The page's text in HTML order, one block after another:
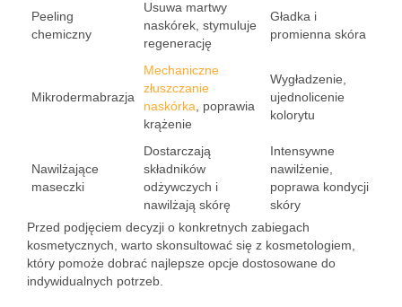
Peeling
chemiczny
Usuwa martwy
naskórek, stymuluje
regenerację
Gładka i
promienna skóra
Mikrodermabrazja
Mechaniczne
złuszczanie
naskórka , poprawia
krążenie
Wygładzenie,
ujednolicenie
kolorytu
Nawilżające
maseczki
Dostarczają
składników
odżywczych i
nawilżają skórę
Intensywne
nawilżenie,
poprawa kondycji
skóry
Przed podjęciem decyzji o konkretnych zabiegach
kosmetycznych, warto skonsultować się z kosmetologiem,
który pomoże dobrać najlepsze opcje dostosowane do
indywidualnych potrzeb.